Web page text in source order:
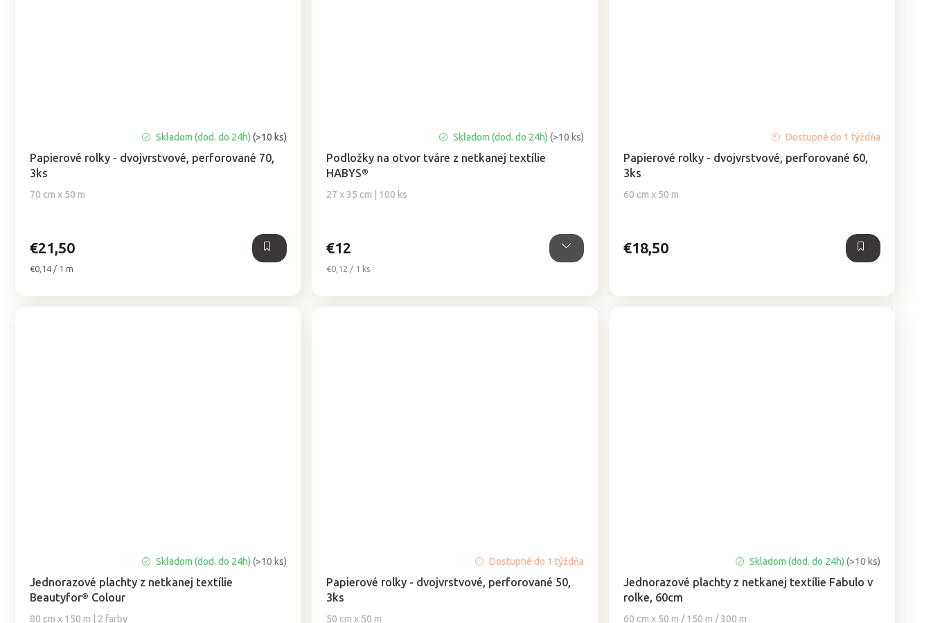
Papierové rolky - dvojvrstvové, perforované 70,
3ks
70 cm x 50 m
hodnotenie
produktu
je
5,0
Skladom (dod. do 24h)(>10 ks)
€21,50
Jednotková
€0,14 / 1 m
Podložky na otvor tváre z netkanej textílie
HABYS®
27 x 35 cm | 100 ks
hodnotenie
produktu
je
5,0
Skladom (dod. do 24h) (>10 ks)
€12
Jednotková
€0,12 / 1 ks
Papierové rolky - dvojvrstvové, perforované 60,
3ks
60 cm x 50 m
hodnotenie
produktu
je
4,9
Dostupné do 1 týždňa
€18,50
Jednorazové plachty z netkanej textílie
Beautyfor® Colour
80 cm x 150 m | 2 farby
hodnotenie
produktu
je
5,0
Skladom (dod. do 24h)(>10 ks)
Papierové rolky - dvojvrstvové, perforované 50,
3ks
50 cm x 50 m
hodnotenie
produktu
je
5,0
Dostupné do 1 týždňa
Jednorazové plachty z netkanej textílie Fabulo v
rolke, 60cm
60 cm x 50 m / 150 m / 300 m
hodnotenie
produktu
je
5,0
Skladom (dod. do 24h) (>10 ks)